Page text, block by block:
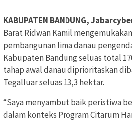
KABUPATEN BANDUNG,
Barat Ridwan Kamil
pembangunan lima danau
Kabupaten Bandung seluas total
tahap awal danau diprioritaskan
Tegalluar seluas 13,3 hektar.
“Saya menyambut baik peristiwa
dalam konteks Program Citarum